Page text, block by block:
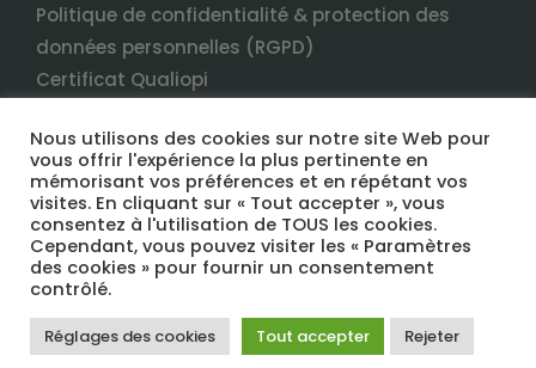
Politique de confidentialité & protection des
données personnelles (RGPD)
Certificat Qualiopi
COPYRIGHT 2022 TERRANEO FORMATION TOUS DROITS RÉSERVÉS
FacebookLinkedIn
Nous utilisons des cookies sur notre site Web pour
vous offrir l'expérience la plus pertinente en
mémorisant vos préférences et en répétant vos
visites. En cliquant sur « Tout accepter », vous
consentez à l'utilisation de TOUS les cookies.
Cependant, vous pouvez visiter les « Paramètres
des cookies » pour fournir un consentement
contrôlé.
Réglages des cookies Tout accepter Rejeter